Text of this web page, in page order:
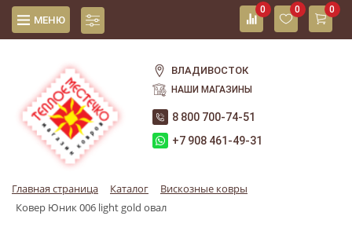
МЕНЮ
0 0 0
ВЛАДИВОСТОК
НАШИ МАГАЗИНЫ
8 800 700-74-51
+7 908 461-49-31
Главная страница Каталог
Вискозные ковры
Ковер Юник 006 light gold овал